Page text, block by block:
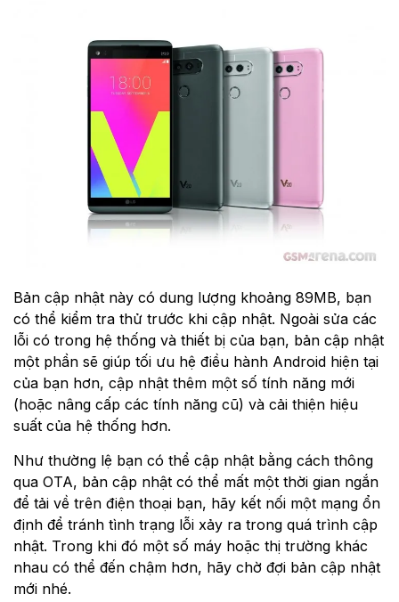
Bản cập nhật này có dung lượng khoảng 89MB, bạn
có thể kiểm tra thử trước khi cập nhật. Ngoài sửa các
lỗi có trong hệ thống và thiết bị của bạn, bản cập nhật
một phần sẽ giúp tối ưu hệ điều hành Android hiện tại
của bạn hơn, cập nhật thêm một số tính năng mới
(hoặc nâng cấp các tính năng cũ) và cải thiện hiệu
suất của hệ thống hơn.
Như thường lệ bạn có thể cập nhật bằng cách thông
qua OTA, bản cập nhật có thể mất một thời gian ngắn
để tải về trên điện thoại bạn, hãy kết nối một mạng ổn
định để tránh tình trạng lỗi xảy ra trong quá trình cập
nhật. Trong khi đó một số máy hoặc thị trường khác
nhau có thể đến chậm hơn, hãy chờ đợi bản cập nhật
mới nhé.